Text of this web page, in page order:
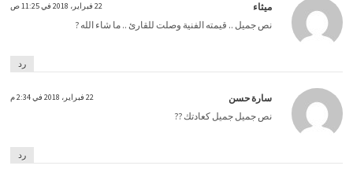
ميثاء 22 فبراير، 2018 في 11:25 ص
نص جميل .. قيمته الفنية وصلت للقارئ .. ما شاء الله ?
رد
سارة حسن 22 فبراير، 2018 في 2:34 م
نص جميل جميل كعادتك ??
رد